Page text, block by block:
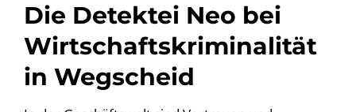
Die Detektei Neo bei
Wirtschaftskriminalität
in Wegscheid